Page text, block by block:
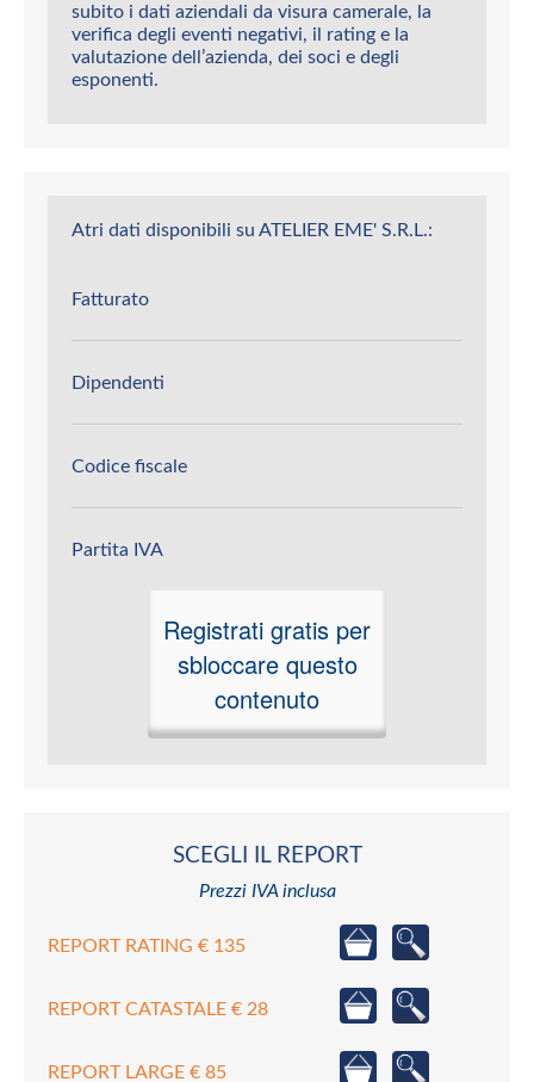
subito i dati aziendali da visura camerale, la
verifica degli eventi negativi, il rating e la
valutazione dell’azienda, dei soci e degli
esponenti.
Atri dati disponibili su ATELIER EME' S.R.L.:
Fatturato
Dipendenti
Codice fiscale
Partita IVA
Registrati gratis per
sbloccare questo
contenuto
SCEGLI IL REPORT
Prezzi IVA inclusa
REPORT RATING € 135
REPORT CATASTALE € 28
REPORT LARGE € 85